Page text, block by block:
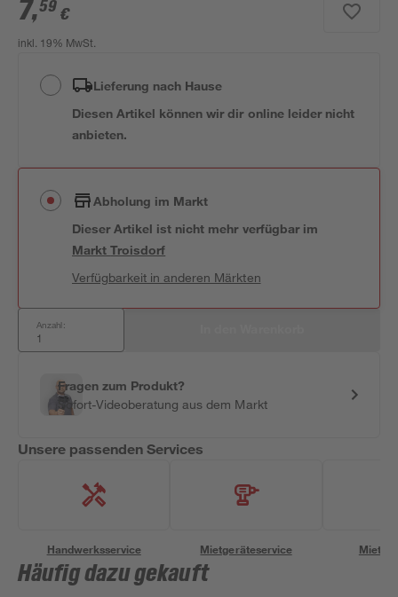
7,59 €
inkl. 19% MwSt.
Lieferung nach Hause
Diesen Artikel können wir dir online leider nicht
anbieten.
Abholung im Markt
Dieser Artikel ist nicht mehr verfügbar im
MarktTroisdorf
Verfügbarkeit in anderen Märkten
Anzahl:
Fragen zum Produkt?
Sofort-Videoberatung aus dem Markt
Unsere passenden Services
Handwerksservice Mietgeräteservice
Häufig dazu gekauft